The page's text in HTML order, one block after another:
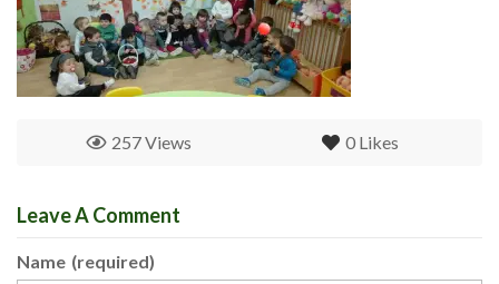
0 Likes
257 Views
Leave A Comment
Name (required)